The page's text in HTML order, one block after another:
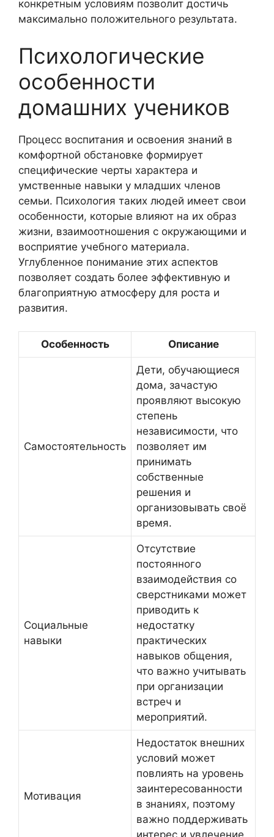
конкретным условиям позволит достичь
максимально положительного результата.
Психологические
особенности
домашних учеников
Процесс воспитания и освоения знаний в
комфортной обстановке формирует
специфические черты характера и
умственные навыки у младших членов
семьи. Психология таких людей имеет свои
особенности, которые влияют на их образ
жизни, взаимоотношения с окружающими и
восприятие учебного материала.
Углубленное понимание этих аспектов
позволяет создать более эффективную и
благоприятную атмосферу для роста и
развития.
Особенность Описание
Самостоятельность
Дети, обучающиеся
дома, зачастую
проявляют высокую
степень
независимости, что
позволяет им
принимать
собственные
решения и
организовывать своё
время.
Социальные
навыки
Отсутствие
постоянного
взаимодействия со
сверстниками может
приводить к
недостатку
практических
навыков общения,
что важно учитывать
при организации
встреч и
мероприятий.
Мотивация
Недостаток внешних
условий может
повлиять на уровень
заинтересованности
в знаниях, поэтому
важно поддерживать